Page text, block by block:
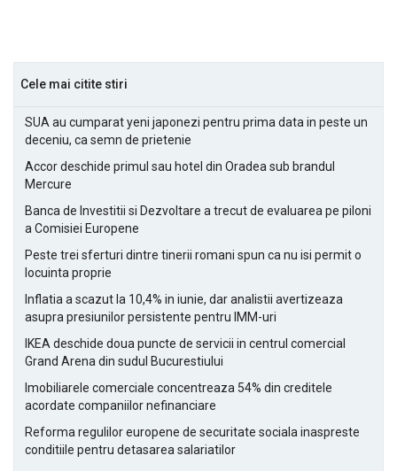
Cele mai citite stiri
SUA au cumparat yeni japonezi pentru prima data in peste un
deceniu, ca semn de prietenie
Accor deschide primul sau hotel din Oradea sub brandul
Mercure
Banca de Investitii si Dezvoltare a trecut de evaluarea pe piloni
a Comisiei Europene
Peste trei sferturi dintre tinerii romani spun ca nu isi permit o
locuinta proprie
Inflatia a scazut la 10,4% in iunie, dar analistii avertizeaza
asupra presiunilor persistente pentru IMM-uri
IKEA deschide doua puncte de servicii in centrul comercial
Grand Arena din sudul Bucurestiului
Imobiliarele comerciale concentreaza 54% din creditele
acordate companiilor nefinanciare
Reforma regulilor europene de securitate sociala inaspreste
conditiile pentru detasarea salariatilor